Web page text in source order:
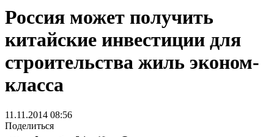
Россия может получить
китайские инвестиции для
строительства жиль эконом-
класса
11.11.2014 08:56
Поделиться